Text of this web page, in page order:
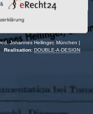
Johannes Hellinger, München |
Realisation: DOUBLE-A-DESIGN
&